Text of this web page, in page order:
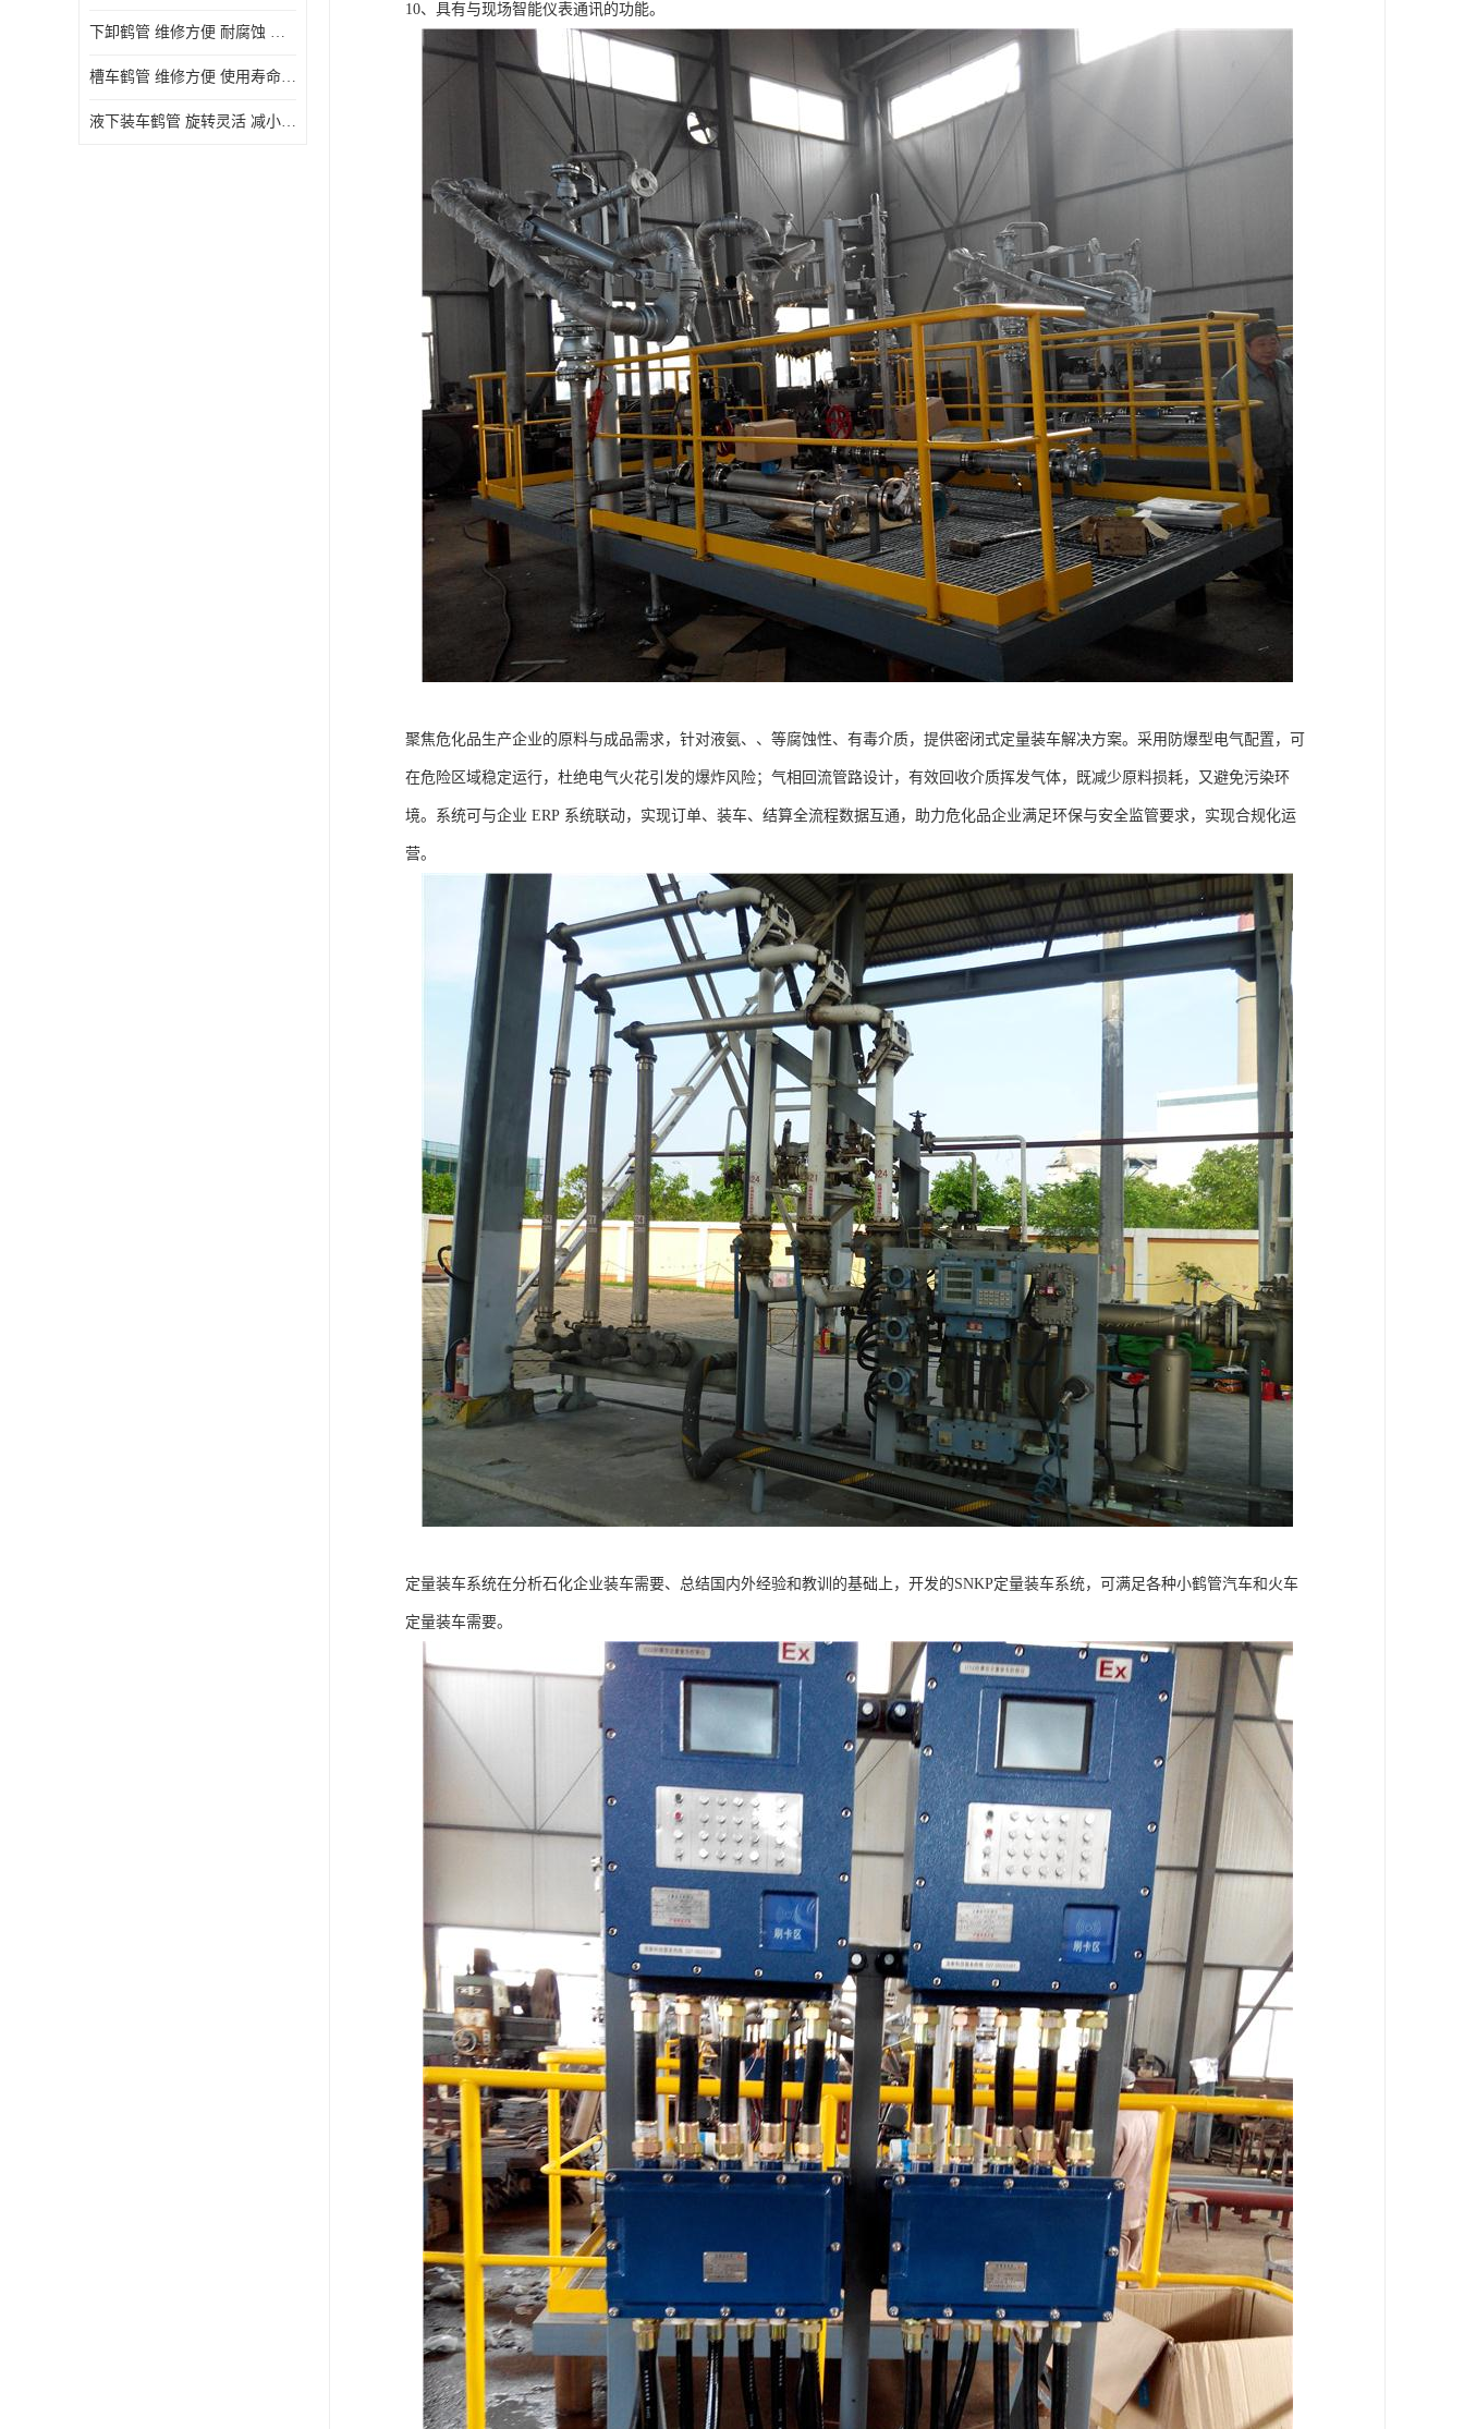
下卸鹤管 维修方便 耐腐蚀 耐高温
槽车鹤管 维修方便 使用寿命较长
液下装车鹤管 旋转灵活 减小压力损失
10、具有与现场智能仪表通讯的功能。
聚焦危化品生产企业的原料与成品需求，针对液氨、、等腐蚀性、有毒介质，提供密闭式定量装车解决方案。采用防爆型电气配置，可
在危险区域稳定运行，杜绝电气火花引发的爆炸风险；气相回流管路设计，有效回收介质挥发气体，既减少原料损耗，又避免污染环
境。系统可与企业 ERP 系统联动，实现订单、装车、结算全流程数据互通，助力危化品企业满足环保与安全监管要求，实现合规化运
营。
定量装车系统在分析石化企业装车需要、总结国内外经验和教训的基础上，开发的SNKP定量装车系统，可满足各种小鹤管汽车和火车
定量装车需要。